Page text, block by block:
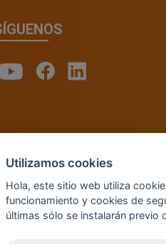
Utilizamos cookies
Hola, este sitio web utiliza
funcionamiento y cookies de
últimas sólo se instalarán previo